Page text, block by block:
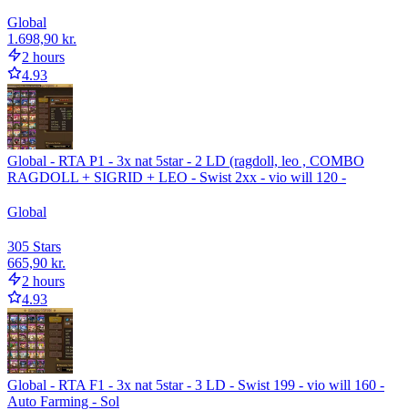
Global
1.698,90 kr.
2 hours
4.93
Global - RTA P1 - 3x nat 5star - 2 LD (ragdoll, leo , COMBO
RAGDOLL + SIGRID + LEO - Swist 2xx - vio will 120 -
Global
305 Stars
665,90 kr.
2 hours
4.93
Global - RTA F1 - 3x nat 5star - 3 LD - Swist 199 - vio will 160 -
Auto Farming - Sol